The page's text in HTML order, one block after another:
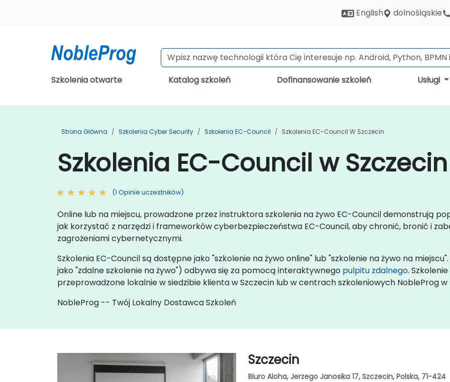
English dolnośląskie
Szkolenia otwarte Katalog szkoleń Dofinansowanie szkoleń Usługi
Strona Główna Szkolenia Cyber Security Szkolenia EC-Council Szkolenia EC-Council W Szczecin
Szkolenia EC-Council w Szczecin
(1 Opinie uczestników)
Online lub na miejscu, prowadzone przez instruktora szkolenia na żywo EC-Council demonstrują
jak korzystać z narzędzi i frameworków cyberbezpieczeństwa EC-Council, aby chronić, bronić i
zagrożeniami cybernetycznymi.
Szkolenia EC-Council są dostępne jako "szkolenie na żywo online" lub "szkolenie na żywo na
jako "zdalne szkolenie na żywo") odbywa się za pomocą interaktywnego pulpitu zdalnego.
przeprowadzone lokalnie w siedzibie klienta w Szczecin lub w centrach szkoleniowych NobleProg w
NobleProg -- Twój Lokalny Dostawca Szkoleń
Szczecin
Biuro Aloha, Jerzego Janosika 17, Szczecin, Polska, 71-424